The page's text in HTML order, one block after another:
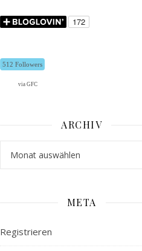
512 Followers
via GFC
ARCHIV
META
Registrieren